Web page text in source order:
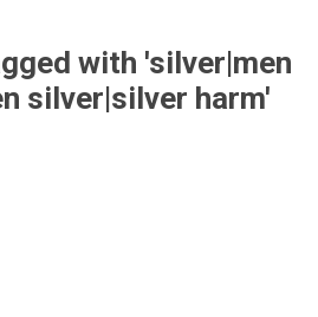
with 'silver|men
silver|silver harm'